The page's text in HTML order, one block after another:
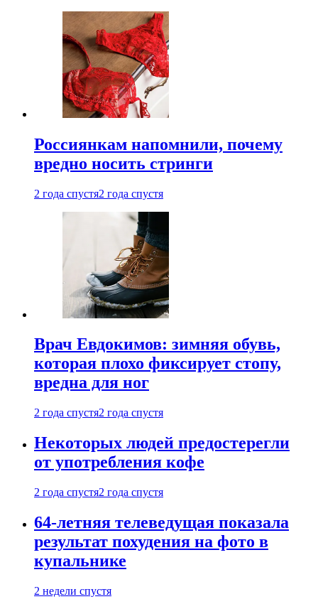
Россиянкам напомнили, почему
вредно носить стринги
2 года спустя2 года спустя
Врач Евдокимов: зимняя обувь,
которая плохо фиксирует стопу,
вредна для ног
2 года спустя2 года спустя
Некоторых людей предостерегли
от употребления кофе
2 года спустя2 года спустя
64-летняя телеведущая показала
результат похудения на фото в
купальнике
2 недели спустя